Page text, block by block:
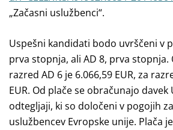
„Začasni uslužbenci“.
Uspešni kandidati bodo uvrščeni v
prva stopnja, ali AD 8, prva stopnja.
razred AD 6 je 6.066,59 EUR, za
EUR. Od plače se obračunajo
odtegljaji, ki so določeni v pogojih
uslužbencev Evropske unije. Plača